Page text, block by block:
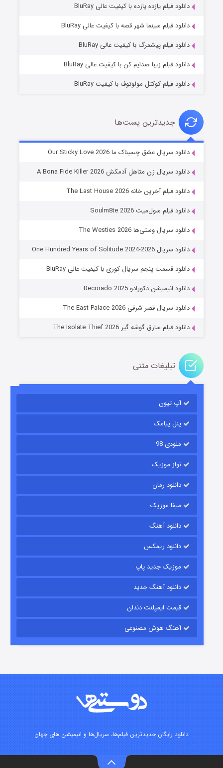
شوهر
عملیات آپارتمان
قسمت۲ (زیرنویس) منتشر شد
شکست استوارت در نجات جهان
قسمت
قسمت۷ (زیرنویس) منتشر شد
دانلود فیلم یازده یازده با کیفیت عالی BluRay
دانلود فیلم سینما شهر قصه با کیفیت عالی BluRay
دانلود فیلم پیشمرگ با کیفیت عالی BluRay
دانلود فیلم زیبا صدایم کن با کیفیت عالی BluRay
دانلود فیلم کوکتل مولوتوف با کیفیت BluRay
جدیدترین پست‌ها
دانلود سریال عشق چسبناک ما Our Sticky Love 2026
دانلود سریال زن متاهل آدمکش A Bona Fide Killer 2026
دانلود فیلم آخرین خانه The Last House 2026
دانلود فیلم سول‌میت Soulm8te 2026
دانلود سریال وستی‌ها The Westies 2026
دانلود سریال One Hundred Years of Solitude 2024-2026
دانلود قسمت پنجم سریال کوری با کیفیت عالی BluRay
دانلود انیمیشن دکورادو Decorado 2025
دانلود سریال قصر شرقی The East Palace 2026
دانلود فیلم سارق گوشه گیر The Isolate Thief 2026
تبلیغات متنی
آپ تیون
پنل پیامک
ملودی 98
نواز موزیک
دانلود رمان
میفا موزیک
دانلود آهنگ
دانلود ریمکس
موزیک جدید پاپ
دانلود آهنگ جدید
قیمت ایمپلنت دندان
آهنگ هوش مصنوعی
دانلود رایگان جدیدترین فیلم‌ها، سریال‌ها و انیمیشن های جهان